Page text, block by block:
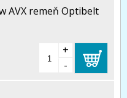
AVX remeň Optibelt
+
-